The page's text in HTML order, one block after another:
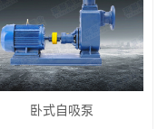
卧式自吸泵